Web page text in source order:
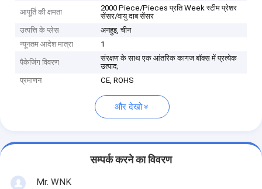
आपूर्ति की क्षमता
2000 Piece/Pieces प्रति Week स्टीम प्रेशर
सेंसर/वायु दाब सेंसर
उत्पत्ति के प्लेस
अनहुइ, चीन
न्यूनतम आदेश मात्रा
1
पैकेजिंग विवरण
संरक्षण के साथ एक आंतरिक कागज बॉक्स में प्रत्येक
उत्पाद;
प्रमाणन
CE, ROHS
और देखो
सम्पर्क करने का विवरण
Mr. WNK